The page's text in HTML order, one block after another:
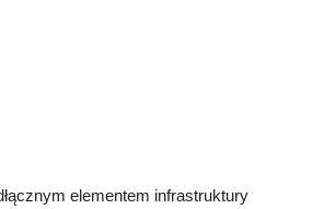
elementem infrastruktury